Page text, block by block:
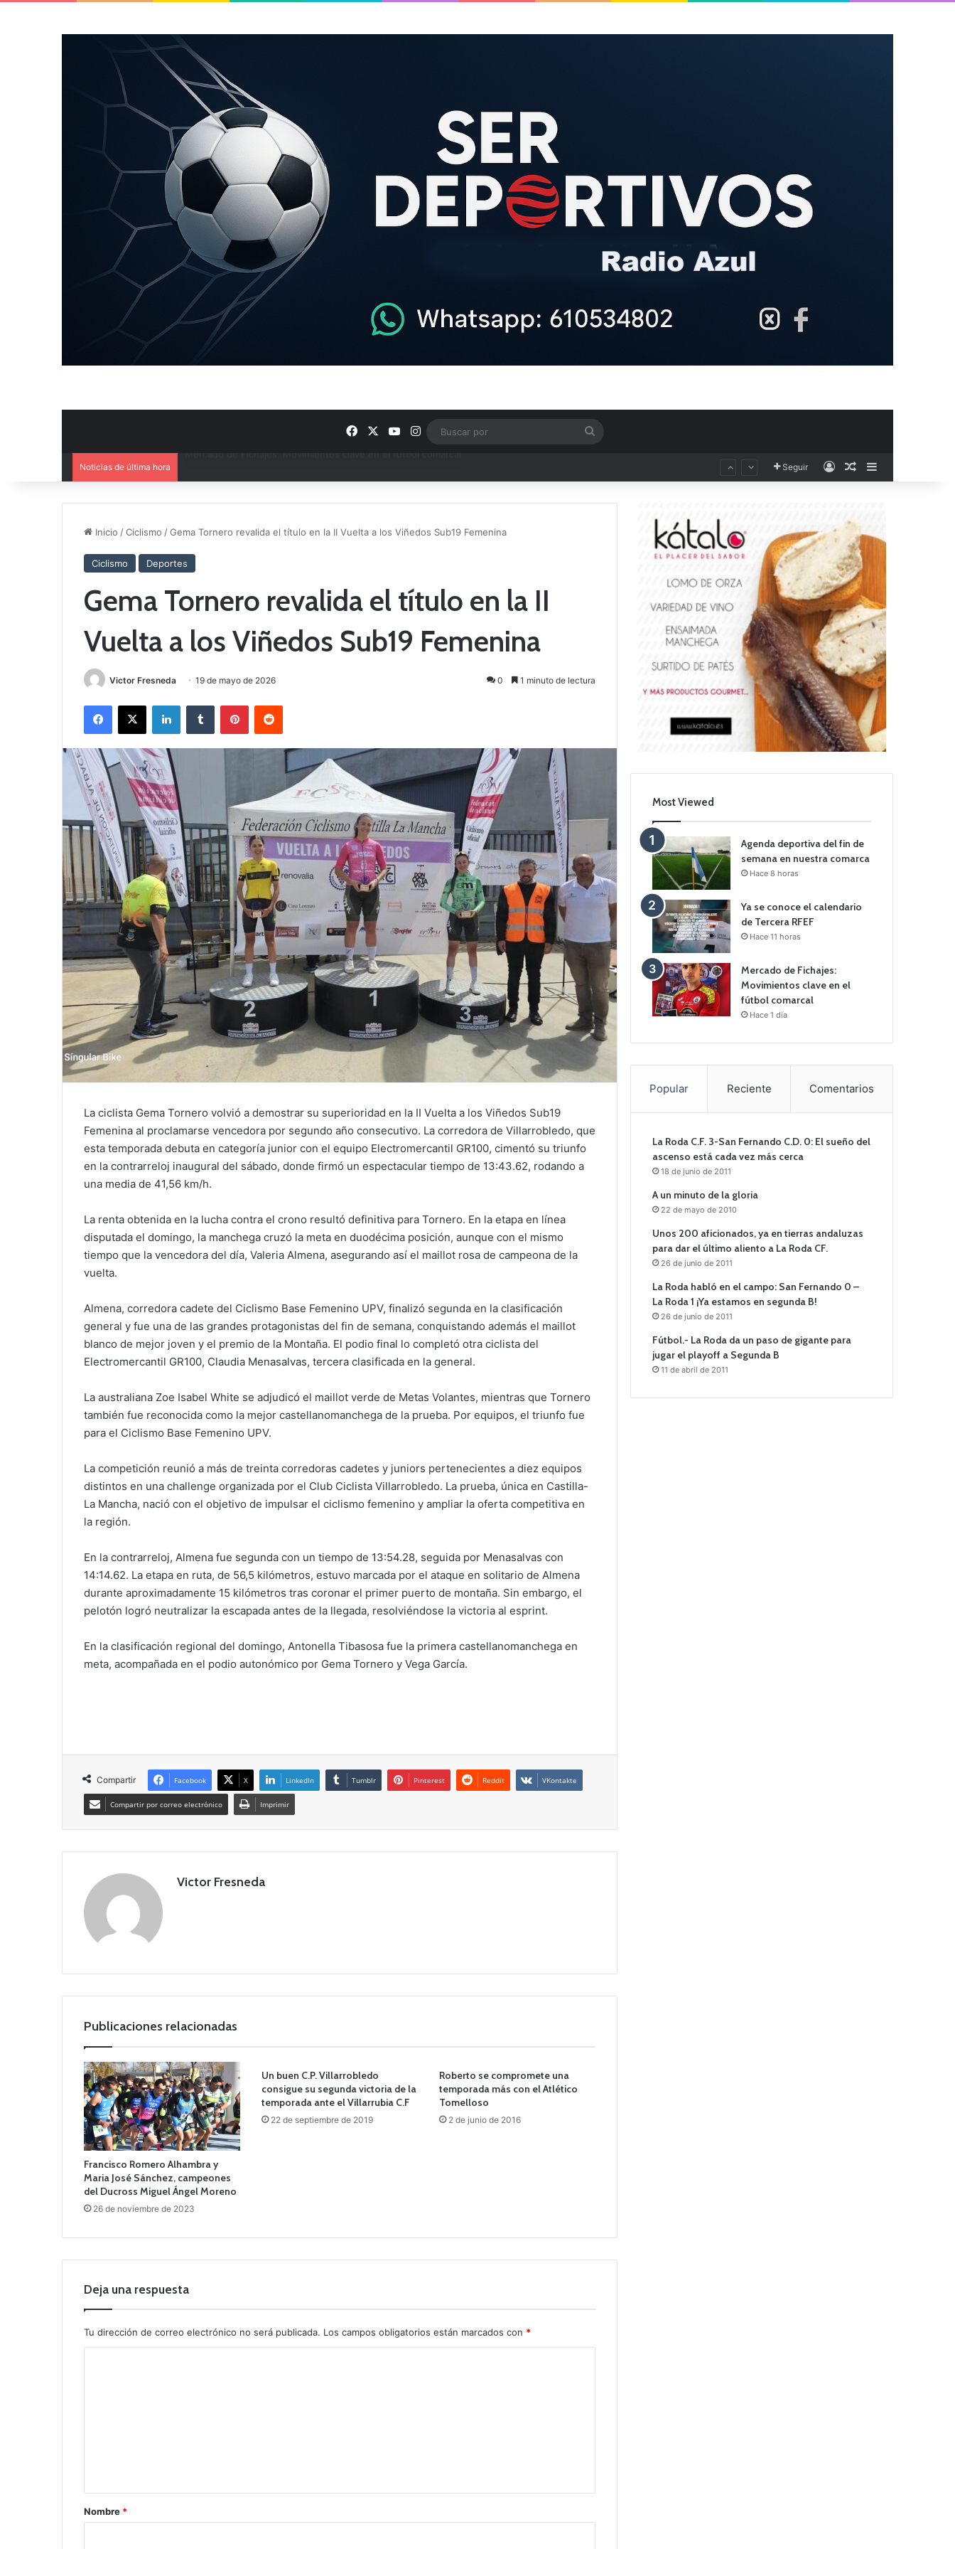
FacebookYouTube
Instagram
Noticias de última hora Seguir AccesoPublicación al
Inicio /Ciclismo /Gema Tornero revalida el título en la II Vuelta a los Viñedos Sub19 Femenina
Ciclismo Deportes
Gema Tornero revalida el título en la II
Vuelta a los Viñedos Sub19 Femenina
Victor Fresneda 19 de mayo de 2026 0 1 minuto de lectura
La ciclista Gema Tornero volvió a demostrar su superioridad en la II Vuelta a los Viñedos Sub19
Femenina al proclamarse vencedora por segundo año consecutivo. La corredora de Villarrobledo, que
esta temporada debuta en categoría junior con el equipo Electromercantil GR100, cimentó su triunfo
en la contrarreloj inaugural del sábado, donde firmó un espectacular tiempo de 13:43.62, rodando a
una media de 41,56 km/h.
La renta obtenida en la lucha contra el crono resultó definitiva para Tornero. En la etapa en línea
disputada el domingo, la manchega cruzó la meta en duodécima posición, aunque con el mismo
tiempo que la vencedora del día, Valeria Almena, asegurando así el maillot rosa de campeona de la
vuelta.
Almena, corredora cadete del Ciclismo Base Femenino UPV, finalizó segunda en la clasificación
general y fue una de las grandes protagonistas del fin de semana, conquistando además el maillot
blanco de mejor joven y el premio de la Montaña. El podio final lo completó otra ciclista del
Electromercantil GR100, Claudia Menasalvas, tercera clasificada en la general.
La australiana Zoe Isabel White se adjudicó el maillot verde de Metas Volantes, mientras que Tornero
también fue reconocida como la mejor castellanomanchega de la prueba. Por equipos, el triunfo fue
para el Ciclismo Base Femenino UPV.
La competición reunió a más de treinta corredoras cadetes y juniors pertenecientes a diez equipos
distintos en una challenge organizada por el Club Ciclista Villarrobledo. La prueba, única en Castilla-
La Mancha, nació con el objetivo de impulsar el ciclismo femenino y ampliar la oferta competitiva en
la región.
En la contrarreloj, Almena fue segunda con un tiempo de 13:54.28, seguida por Menasalvas con
14:14.62. La etapa en ruta, de 56,5 kilómetros, estuvo marcada por el ataque en solitario de Almena
durante aproximadamente 15 kilómetros tras coronar el primer puerto de montaña. Sin embargo, el
pelotón logró neutralizar la escapada antes de la llegada, resolviéndose la victoria al esprint.
En la clasificación regional del domingo, Antonella Tibasosa fue la primera castellanomanchega en
meta, acompañada en el podio autonómico por Gema Tornero y Vega García.
Compartir Facebook X LinkedIn Tumblr Pinterest Reddit VKontakte
Compartir por correo electrónico Imprimir
Victor Fresneda
Publicaciones relacionadas
Francisco Romero Alhambra y
Maria José Sánchez, campeones
del Ducross Miguel Ángel Moreno
26 de noviembre de 2023
Un buen C.P. Villarrobledo
consigue su segunda victoria de la
temporada ante el Villarrubia C.F
22 de septiembre de 2019
Roberto se compromete una
temporada más con el Atlético
Tomelloso
2 de junio de 2016
Deja una respuesta
Tu dirección de correo electrónico no será publicada. Los campos obligatorios están marcados con *
rNombre *
Most Viewed
Agenda deportiva del fin de
semana en nuestra comarca
Hace 8 horas
Ya se conoce el calendario
de Tercera RFEF
Hace 11 horas
Mercado de Fichajes:
Movimientos clave en el
fútbol comarcal
Hace 1 día
Popular Reciente Comentarios
La Roda C.F. 3-San Fernando C.D. 0: El sueño del
ascenso está cada vez más cerca
18 de junio de 2011
A un minuto de la gloria
22 de mayo de 2010
Unos 200 aficionados, ya en tierras andaluzas
para dar el último aliento a La Roda CF.
26 de junio de 2011
La Roda habló en el campo: San Fernando 0 –
La Roda 1 ¡Ya estamos en segunda B!
26 de junio de 2011
Fútbol.- La Roda da un paso de gigante para
jugar el playoff a Segunda B
11 de abril de 2011